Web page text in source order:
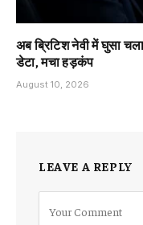
अब ब्रिटिश नेवी में घुसा
डेटा, मचा हड़कंप
August 10, 2026
LEAVE A REPLY